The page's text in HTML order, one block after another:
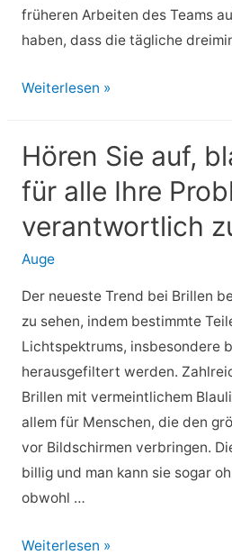
früheren Arbeiten des Teams
haben, dass die tägliche
Wie
nachlassende
Sehkraft
zu
Hause
verbessern?
Sehen
Sie
sich
dieses
Video
an!
Weiterlesen »
Hören Sie auf,
für alle Ihre
verantwortlich
Auge
Der neueste Trend bei Brillen
zu sehen, indem bestimmte
Lichtspektrums, insbesondere
herausgefiltert werden.
Brillen mit vermeintlichem
allem für Menschen, die den
vor Bildschirmen verbringen.
billig und man kann sie sogar
obwohl …
Hören
Weiterlesen »